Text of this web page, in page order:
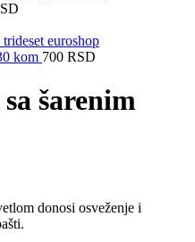
kom 700 RSD
šarenim
donosi osveženje i